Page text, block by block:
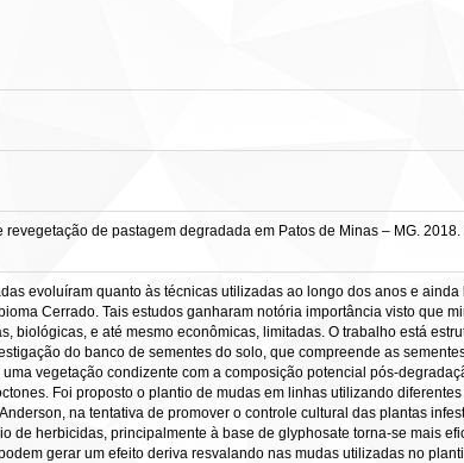
revegetação de pastagem degradada em Patos de Minas – MG.
evoluíram quanto às técnicas utilizadas ao longo dos anos e
Cerrado. Tais estudos ganharam notória importância visto que
biológicas, e até mesmo econômicas, limitadas. O trabalho está
do banco de sementes do solo, que compreende as
vegetação condizente com a composição potencial pós-
Foi proposto o plantio de mudas em linhas utilizando
na tentativa de promover o controle cultural das plantas
de herbicidas, principalmente à base de glyphosate torna-se mais
gerar um efeito deriva resvalando nas mudas utilizadas no